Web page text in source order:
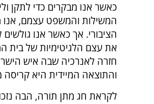
כאשר אנו מבקרים כדי לתקן
המשילות והמשפט עצמם,
הציבורי. אך כאשר אנו
את עצם הלגיטימיות של בית
חזרה לאנרכיה שבה איש הישר
והתוצאה המיידית היא
לקראת חג מתן תורה, הבה